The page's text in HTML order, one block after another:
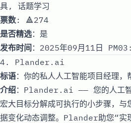
具, 话题学习
票数: 🔺274
是否精选：是
发布时间 ：2025年09月11日
4. Plander.ai
标语：你的私人人工智能项目经理
介绍：Plander.ai —— 您的人工智
宏大目标分解成可执行的小步骤，与
据变化动态调整。Plander助您“实